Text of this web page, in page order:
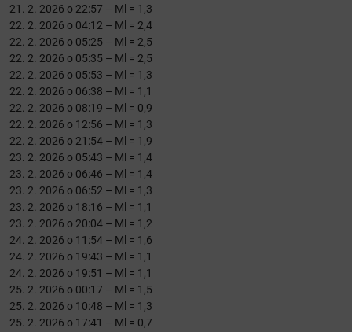
21. 2. 2026 o 22:57 – Ml = 1,3
22. 2. 2026 o 04:12 – Ml = 2,4
22. 2. 2026 o 05:25 – Ml = 2,5
22. 2. 2026 o 05:35 – Ml = 2,5
22. 2. 2026 o 05:53 – Ml = 1,3
22. 2. 2026 o 06:38 – Ml = 1,1
22. 2. 2026 o 08:19 – Ml = 0,9
22. 2. 2026 o 12:56 – Ml = 1,3
22. 2. 2026 o 21:54 – Ml = 1,9
23. 2. 2026 o 05:43 – Ml = 1,4
23. 2. 2026 o 06:46 – Ml = 1,4
23. 2. 2026 o 06:52 – Ml = 1,3
23. 2. 2026 o 18:16 – Ml = 1,1
23. 2. 2026 o 20:04 – Ml = 1,2
24. 2. 2026 o 11:54 – Ml = 1,6
24. 2. 2026 o 19:43 – Ml = 1,1
24. 2. 2026 o 19:51 – Ml = 1,1
25. 2. 2026 o 00:17 – Ml = 1,5
25. 2. 2026 o 10:48 – Ml = 1,3
25. 2. 2026 o 17:41 – Ml = 0,7